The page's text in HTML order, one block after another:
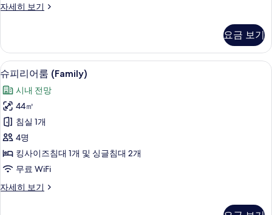
진
두
보
기
자세히 보기
슈
트
윈
룸
자
세
히
보
기
요금 보기
슈
피
리
어
룸
(Family)
사
진
모
슈피리어룸 (Family) | 셀렉트 컴포트
13
슈피리어룸 (Family)
시내 전망
44㎡
침실 1개
4명
킹사이즈침대 1개 및 싱글침대 2개
무료 WiFi
자세히 보기
슈